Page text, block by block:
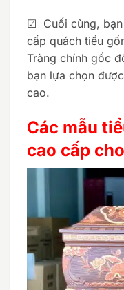
☑ Cuối cùng, bạn
cấp quách tiểu
Tràng chính gốc
bạn lựa chọn
cao.
Các mẫu
cao cấp